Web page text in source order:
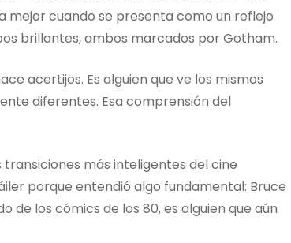
mejor cuando se presenta como un reflejo
brillantes, ambos marcados por Gotham.
acertijos. Es alguien que ve los mismos
diferentes. Esa comprensión del
más inteligentes del cine
porque entendió algo fundamental: Bruce
de los cómics de los 80, es alguien que aún